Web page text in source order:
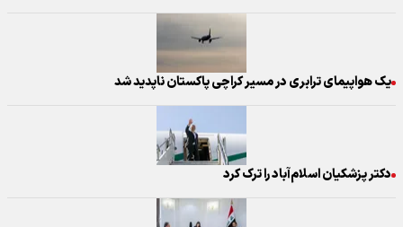
یک هواپیمای ترابری در مسیر کراچی پاکستان ناپدید شد
دکتر پزشکیان اسلام‌آباد را ترک کرد